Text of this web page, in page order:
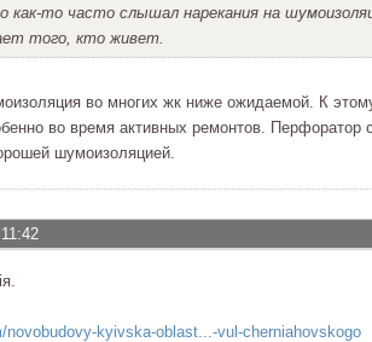
как-то часто слышал нарекания на
того, кто живет.
во многих жк ниже ожидаемой. К
во время активных ремонтов. Перфоратор
шумоизоляцией.
novobudovy-kyivska-oblast...-vul-cherniahovskogo